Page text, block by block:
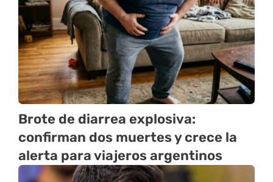
Brote de diarrea explosiva:
confirman dos muertes y crece la
alerta para viajeros argentinos